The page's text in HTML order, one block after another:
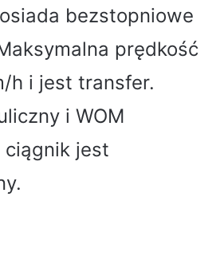
bezstopniowe
prędkość
h i jest transfer.
i WOM
jest